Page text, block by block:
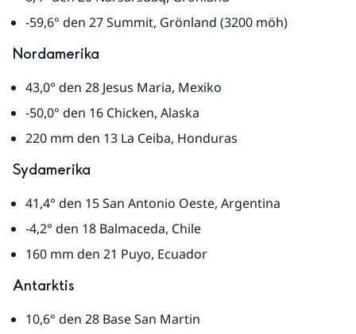
-59,6° den 27 Summit, Grönland (3200 möh)
Nordamerika
43,0° den 28 Jesus Maria, Mexiko
-50,0° den 16 Chicken, Alaska
220 mm den 13 La Ceiba, Honduras
Sydamerika
41,4° den 15 San Antonio Oeste, Argentina
-4,2° den 18 Balmaceda, Chile
160 mm den 21 Puyo, Ecuador
Antarktis
10,6° den 28 Base San Martin